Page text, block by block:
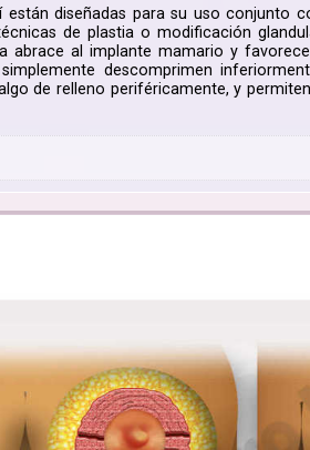
diseñadas para su uso conjunto
de plastia o modificación
abrace al implante mamario y
descomprimen
de relleno periféricamente, y